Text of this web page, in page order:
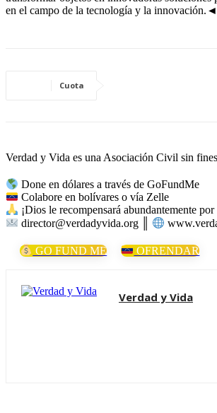
en el campo de la tecnología y la innovación.◄
Cuota
Verdad y Vida es una Asociación Civil sin
Done en dólares a través de GoFundMe
Colabore en bolívares o vía Zelle
¡Dios le recompensará abundantemente
director@verdadyvida.org ║
GO FUND ME OFRENDAR
Verdad y Vida